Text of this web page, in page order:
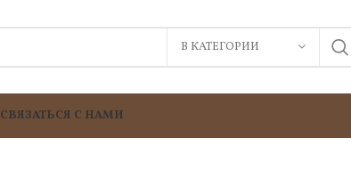
В КАТЕГОРИИ
СВЯЗАТЬСЯ С НАМИ